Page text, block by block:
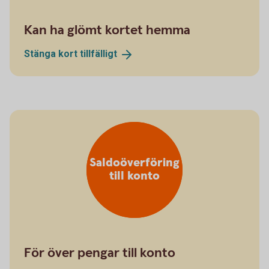
Kan ha glömt kortet hemma
Stänga kort tillfälligt
Saldoöverföring
till konto
För över pengar till konto